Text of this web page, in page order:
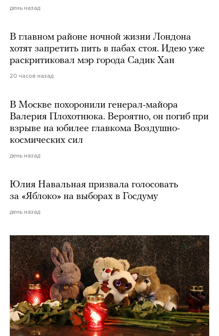
день назад
В главном районе ночной жизни Лондона
хотят запретить пить в пабах стоя. Идею уже
раскритиковал мэр города Садик Хан
20 часов назад
В Москве похоронили генерал-майора
Валерия Плохотнюка. Вероятно, он погиб при
взрыве на юбилее главкома Воздушно-
космических сил
день назад
Юлия Навальная призвала голосовать
за «Яблоко» на выборах в Госдуму
день назад